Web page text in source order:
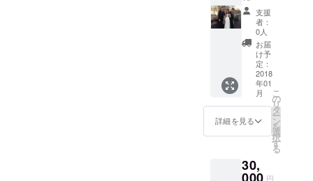
SADA
のレア
ものCD
アルバ
ム8曲入
ル 監
督、好
きな主
演女優
俳優の
サイン
エンド
ロール
クレ
ジット
監督の
作詞作
曲2曲入
ニメ、
ハン
支援
者：
0人
お届
け予
定：
2018
年01
月
詳細を見る
こ
の
リ
タ
ー
ン
を
選
択
す
る
30,
000 円